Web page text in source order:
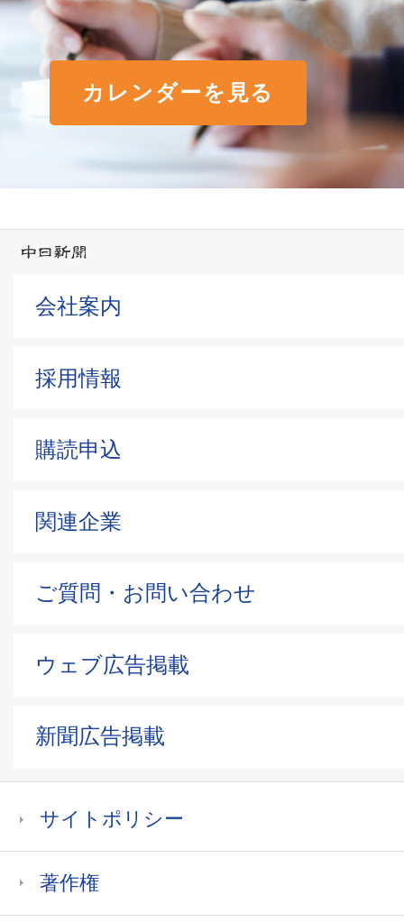
カレンダーを見る
会社案内
採用情報
購読申込
関連企業
ご質問・お問い合わせ
ウェブ広告掲載
新聞広告掲載
サイトポリシー
著作権